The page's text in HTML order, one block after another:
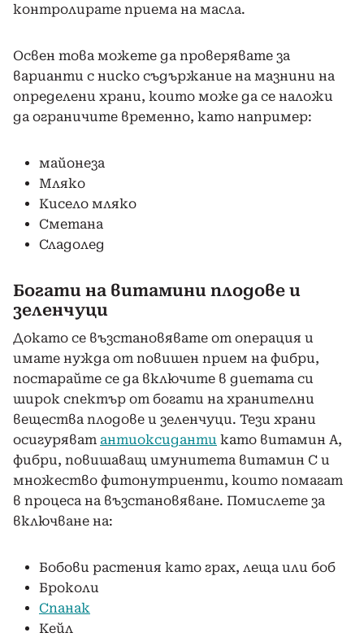
контролирате приема на масла.
Освен това можете да проверявате за
варианти с ниско съдържание на мазнини на
определени храни, които може да се наложи
да ограничите временно, като например:
майонеза
Мляко
Кисело мляко
Сметана
Сладолед
Богати на витамини плодове и
зеленчуци
Докато се възстановявате от операция и
имате нужда от повишен прием на фибри,
постарайте се да включите в диетата си
широк спектър от богати на хранителни
вещества плодове и зеленчуци. Тези храни
осигуряват антиоксиданти като витамин А,
фибри, повишаващ имунитета витамин С и
множество фитонутриенти, които помагат
в процеса на възстановяване. Помислете за
включване на:
Бобови растения като грах, леща или боб
Броколи
Спанак
Кейл